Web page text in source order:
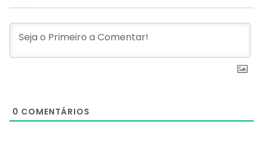
0 COMENTÁRIOS